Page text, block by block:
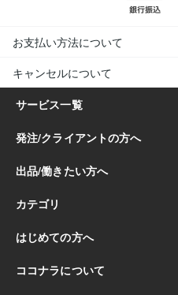
お支払い方法について
キャンセルについて